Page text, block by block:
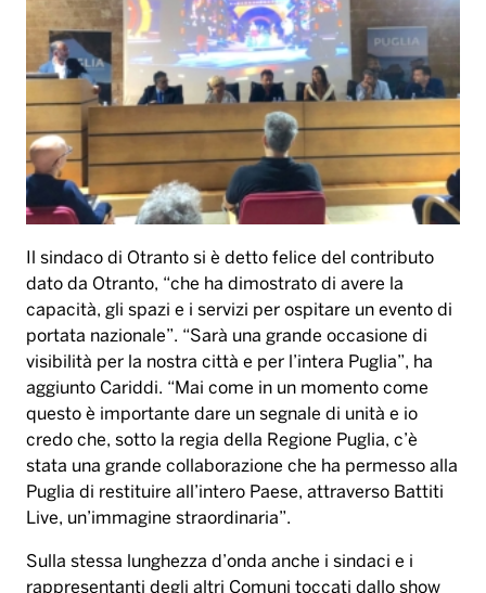
Il sindaco di Otranto si è detto felice del contributo
dato da Otranto, “che ha dimostrato di avere la
capacità, gli spazi e i servizi per ospitare un evento di
portata nazionale”. “Sarà una grande occasione di
visibilità per la nostra città e per l ’intera Puglia”, ha
aggiunto Cariddi. “ Mai come in un momento come
questo è importante dare un segnale di unità e io
credo che, sotto la regia della Regione Puglia, c’è
stata una grande collaborazione che ha permesso alla
Puglia di restituire all ’intero Paese, attraverso Battiti
Live, un’immagine straordinaria”.
Sulla stessa lunghezza d ’onda anche i sindaci e i
rappresentanti degli altri Comuni toccati dallo show